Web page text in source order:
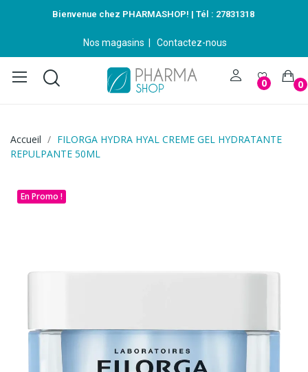
Bienvenue chez PHARMASHOP! | Tél : 27831318
Nos magasins Contactez-nous
0 0
Accueil
FILORGA HYDRA HYAL CREME GEL HYDRATANTE
REPULPANTE 50ML
En Promo !